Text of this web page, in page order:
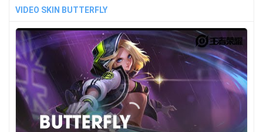
VIDEO SKIN BUTTERFLY